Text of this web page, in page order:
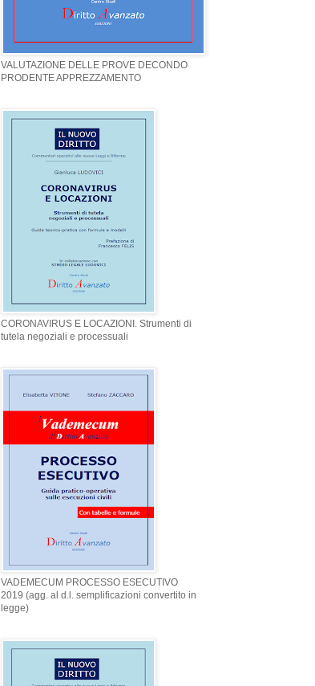
VALUTAZIONE DELLE PROVE DECONDO
PRODENTE APPREZZAMENTO
CORONAVIRUS E LOCAZIONI. Strumenti di
tutela negoziali e processuali
VADEMECUM PROCESSO ESECUTIVO
2019 (agg. al d.l. semplificazioni convertito in
legge)